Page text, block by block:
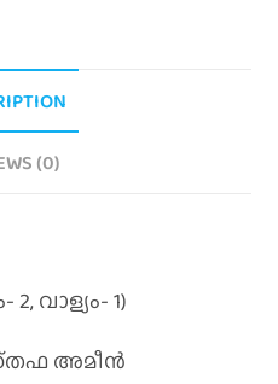
(0)
വാള്യം- 1)
അമീന്‍